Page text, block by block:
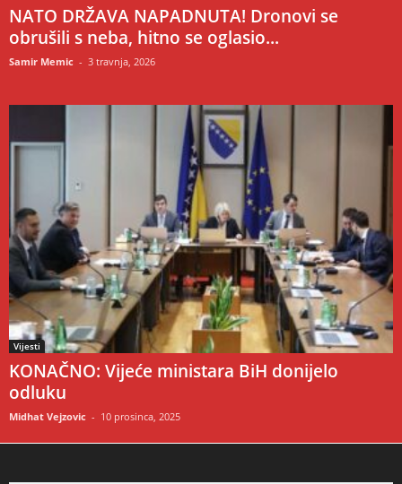
NATO DRŽAVA NAPADNUTA! Dronovi se
obrušili s neba, hitno se oglasio...
Samir Memic - 3 travnja, 2026
Vijesti
KONAČNO: Vijeće ministara BiH donijelo
odluku
Midhat Vejzovic - 10 prosinca, 2025